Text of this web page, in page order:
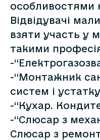
особливостями
Відвідувачі
взяти участь у
такими
-
-“Монтажник
систем і
-“Кухар.
-“Слюсар з
Слюсар з